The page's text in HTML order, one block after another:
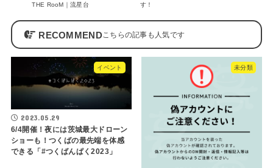
THE RooM｜流星台
す！
RECOMMEND
イベント
2023.05.29
6/4開催！夜には茨城最大ドローン
ショーも！つくばの最先端を体感
できる「#つくばんぱく2023」
未分類